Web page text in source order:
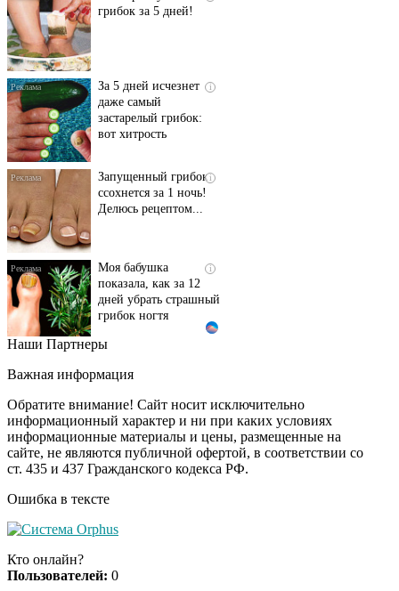
грибок за 5 дней!
За 5 дней исчезнет
даже самый
застарелый грибок:
вот хитрость
Запущенный грибок
ссохнется за 1 ночь!
Делюсь рецептом...
Моя бабушка
показала, как за 12
дней убрать страшный
грибок ногтя
Этот танец невесты
Пересмотрела 10 раз
i
Ролик длится пару
секунд, но вы будете в
шоке от увиденного
Ролик из Омска: вы
Наши Партнеры
Важная информация
Обратите внимание! Сайт носит исключительно
информационный характер и ни при каких условиях
информационные материалы и цены, размещенные на
сайте, не являются публичной офертой, в соответствии со
ст. 435 и 437 Гражданского кодекса РФ.
Ошибка в тексте
Кто онлайн?
Пользователей: 0